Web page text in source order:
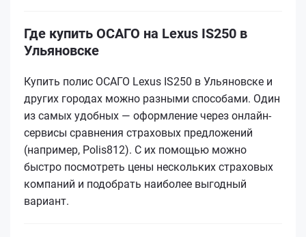
Где купить ОСАГО на Lexus IS250 в
Ульяновске
Купить полис ОСАГО Lexus IS250 в Ульяновске и
других городах можно разными способами. Один
из самых удобных — оформление через онлайн-
сервисы сравнения страховых предложений
(например, Polis812). С их помощью можно
быстро посмотреть цены нескольких страховых
компаний и подобрать наиболее выгодный
вариант.